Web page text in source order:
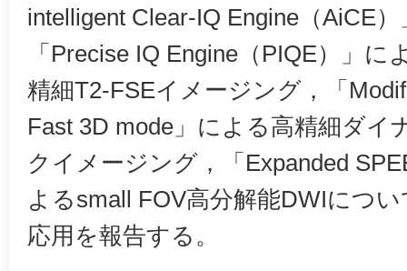
intelligent Clear-IQ Engine（AiCE）
「Precise IQ Engine（PIQE）」に
精細T2-FSEイメージング，「
Fast 3D mode」による高精細ダイ
クイメージング，「Expanded
よるsmall FOV高分解能DWIにつ
応用を報告する。